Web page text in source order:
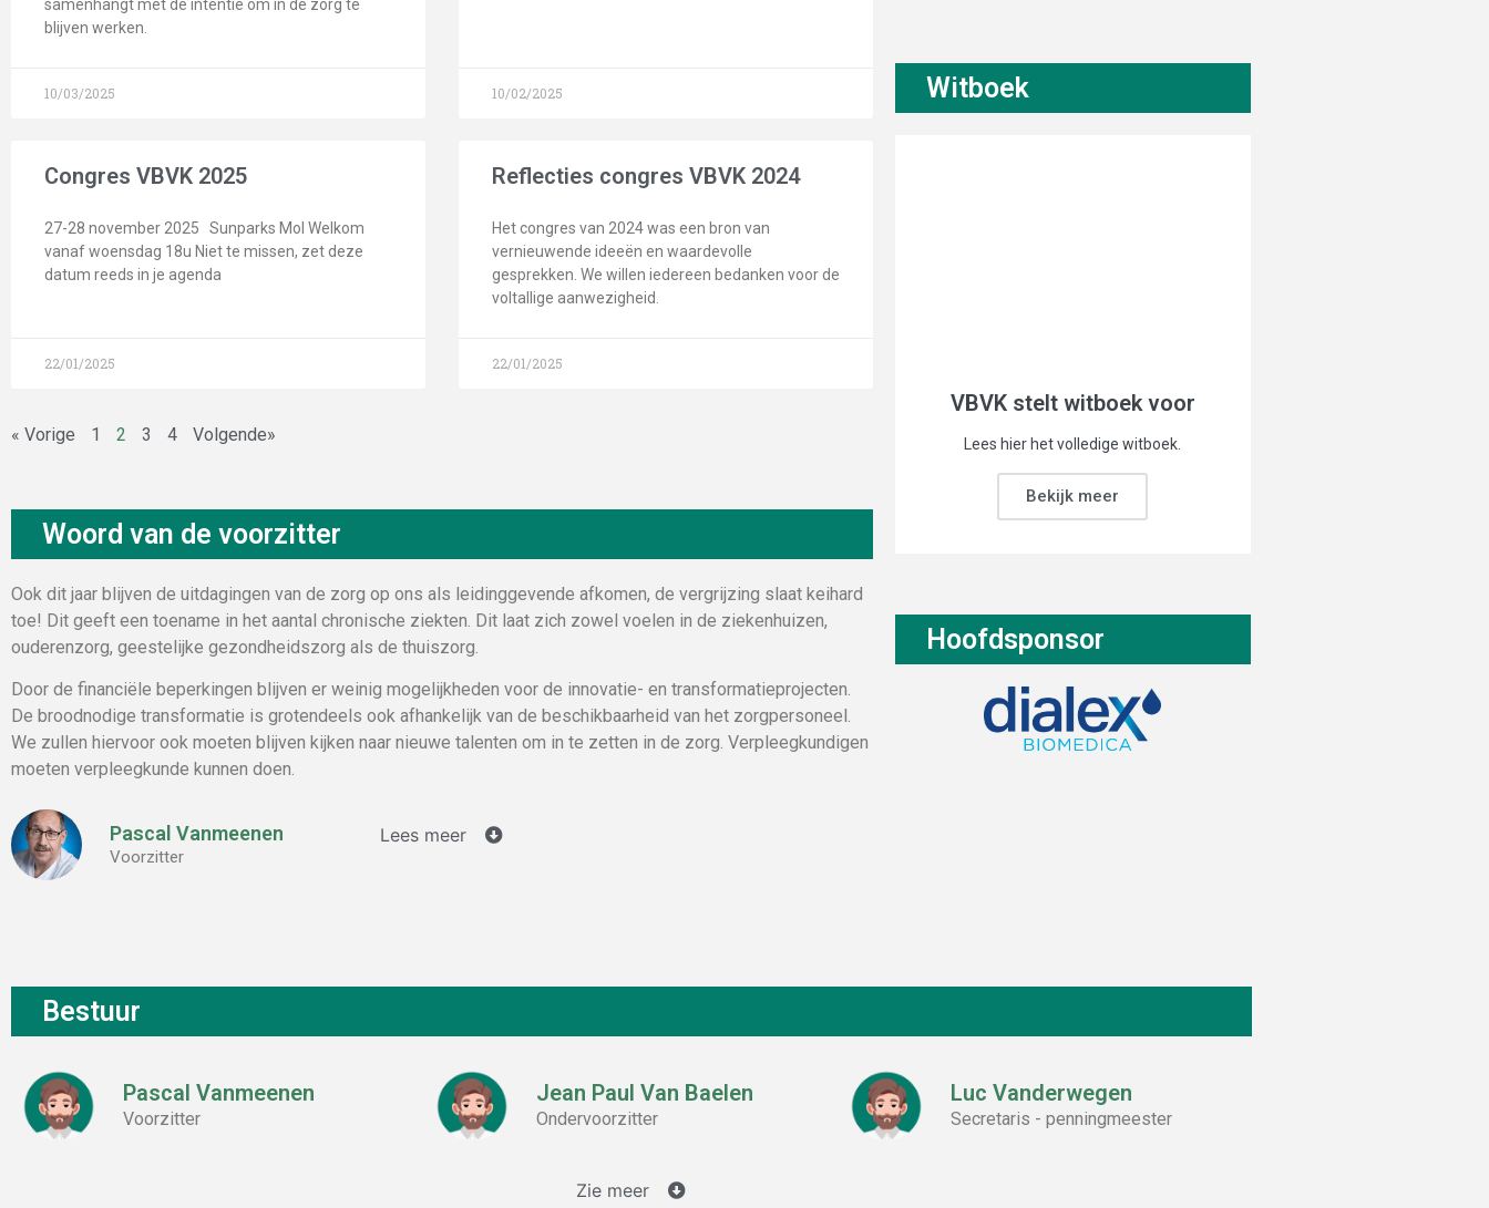
samenhangt met de intentie om in de zorg te
blijven werken.
10/03/2025 10/02/2025
Congres VBVK 2025
27-28 november 2025 Sunparks Mol Welkom
vanaf woensdag 18u Niet te missen, zet deze
datum reeds in je agenda
22/01/2025
Reflecties congres VBVK 2024
Het congres van 2024 was een bron van
vernieuwende ideeën en waardevolle
gesprekken. We willen iedereen bedanken voor de
voltallige aanwezigheid.
22/01/2025
« Vorige 1 2 3 4 Volgende»
Woord van de voorzitter
Ook dit jaar blijven de uitdagingen van de zorg op ons als leidinggevende afkomen, de vergrijzing slaat keihard
toe! Dit geeft een toename in het aantal chronische ziekten. Dit laat zich zowel voelen in de ziekenhuizen,
ouderenzorg, geestelijke gezondheidszorg als de thuiszorg.
Door de financiële beperkingen blijven er weinig mogelijkheden voor de innovatie- en transformatieprojecten.
De broodnodige transformatie is grotendeels ook afhankelijk van de beschikbaarheid van het zorgpersoneel.
We zullen hiervoor ook moeten blijven kijken naar nieuwe talenten om in te zetten in de zorg. Verpleegkundigen
moeten verpleegkunde kunnen doen.
Lees meer
Pascal Vanmeenen
Voorzitter
Witboek
VBVK stelt witboek voor
Lees hier het volledige witboek.
Bekijk meer
Hoofdsponsor
Bestuur
Pascal Vanmeenen
Voorzitter
Jean Paul Van Baelen
Ondervoorzitter
Luc Vanderwegen
Secretaris - penningmeester
Zie meer